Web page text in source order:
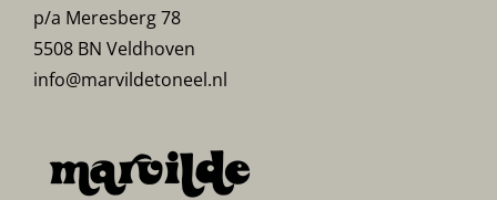
p/a Meresberg 78
5508 BN Veldhoven
info@marvildetoneel.nl